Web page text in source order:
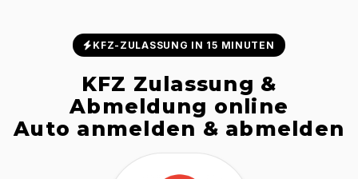
KFZ-ZULASSUNG IN 15 MINUTEN
KFZ Zulassung &
Abmeldung online
Auto anmelden & abmelden